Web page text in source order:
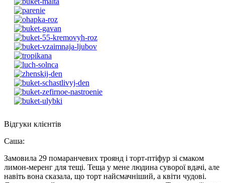
Відгуки клієнтів
Саша:
Замовила 29 помаранчевих троянд і торт-птіфур зі смаком
лимон-меренг для тещі. Теща у мене людина суворої вдачі, але
навіть вона сказала, що торт найсмачніший, а квіти чудові.